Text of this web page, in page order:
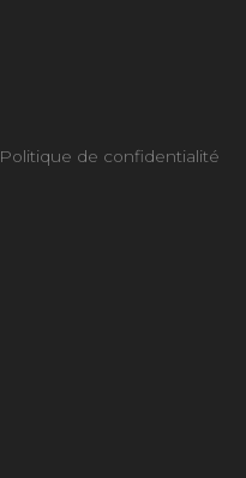
Politique de confidentialité